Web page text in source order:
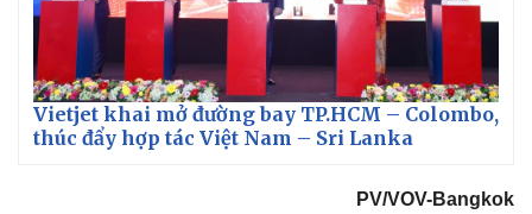
n
g
T
i
e
Vietjet khai mở đường bay TP.HCM – Colombo,
thúc đẩy hợp tác Việt Nam – Sri Lanka
PV/VOV-Bangkok